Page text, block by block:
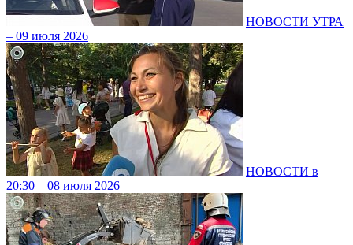
НОВОСТИ УТРА
– 09 июля 2026
НОВОСТИ в
20:30 – 08 июля 2026